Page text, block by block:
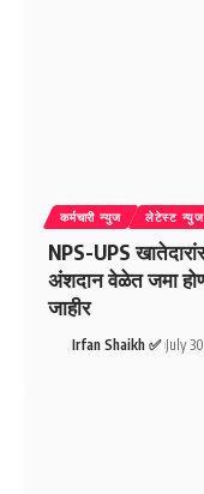
कर्मचारी न्युज लेटेस्ट न्युज
NPS-UPS
अंशदान वेळेत जमा
जाहीर
Irfan Shaikh ✅ July